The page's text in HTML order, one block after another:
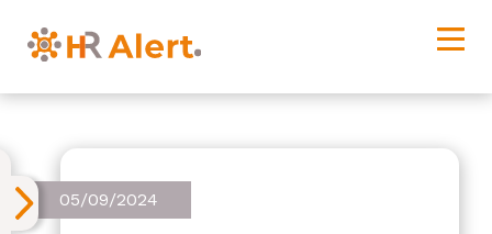
05/09/2024